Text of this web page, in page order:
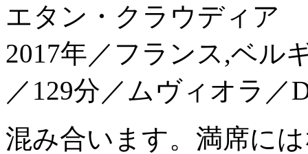
エタン・クラウディア
2017年／フランス,ベル
／129分／ムヴィオラ／
混み合います。満席に